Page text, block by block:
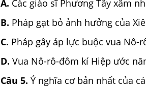
A. Các giáo sĩ Phương Tây xâm
B. Pháp gạt bỏ ảnh hưởng của
C. Pháp gây áp lực buộc vua Nô-
D. Vua Nô-rô-đôm kí Hiệp ước
Câu 5. Ý nghĩa cơ bản nhất của